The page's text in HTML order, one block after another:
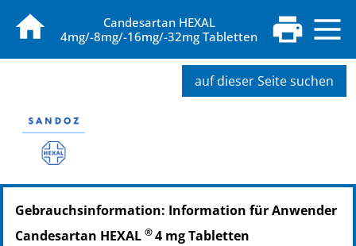
Candesartan HEXAL
4mg/-8mg/-16mg/-32mg Tabletten
auf dieser Seite suchen
PZN: 17420568
PPN: 111742056800
NTIN: 04150174205681
Gebrauchsinformation: Information für Anwender
Candesartan HEXAL ®4 mg Tabletten